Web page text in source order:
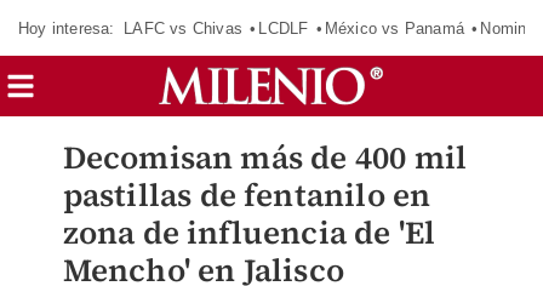
Hoy interesa: LAFC vs Chivas LCDLF México vs Panamá
Decomisan más de 400 mil
pastillas de fentanilo en
zona de influencia de 'El
Mencho' en Jalisco